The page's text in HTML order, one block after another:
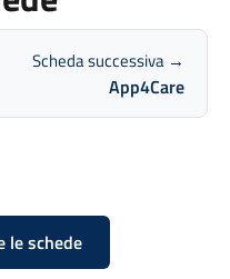
Scheda successiva →
App4Care
le schede